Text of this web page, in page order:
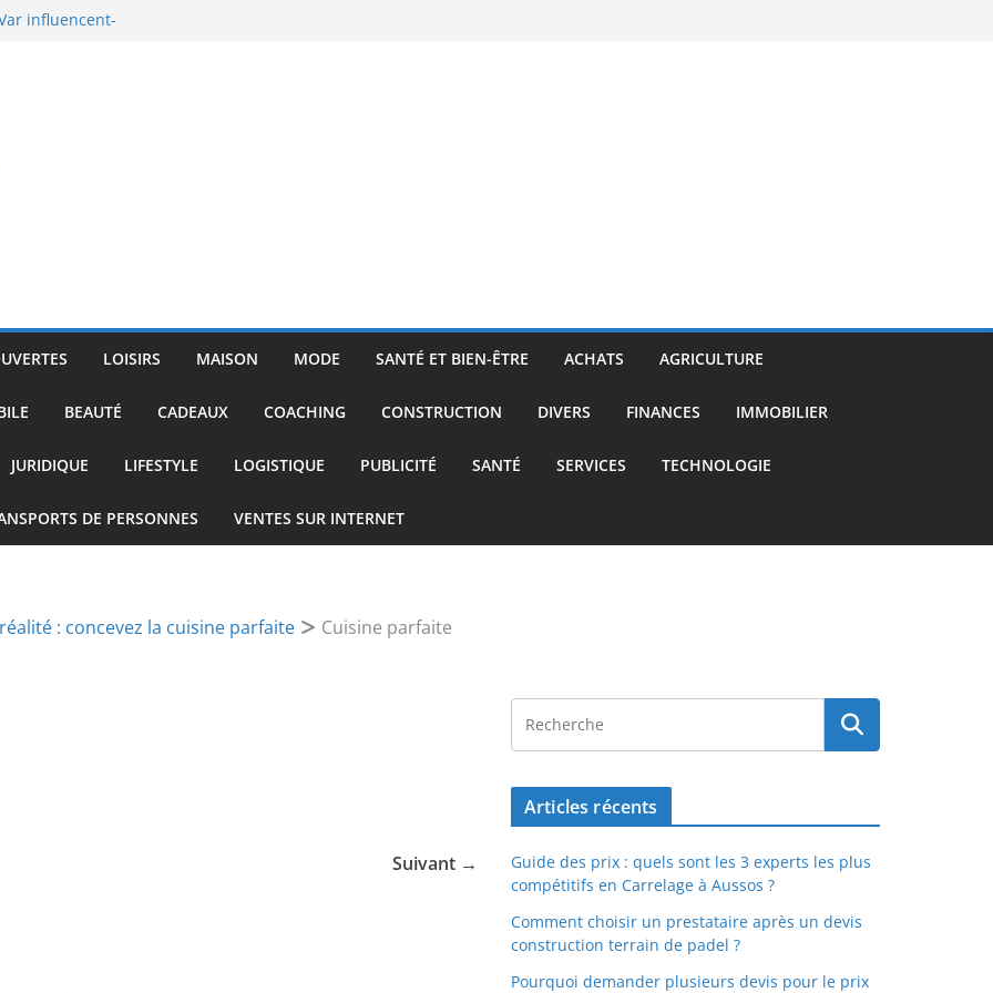
influencent-
plus
prix
LOISIRS MAISON MODE SANTÉ ET BIEN-ÊTRE ACHATS AGRICULTURE
BEAUTÉ CADEAUX COACHING CONSTRUCTION DIVERS FINANCES IMMOBILIER
JURIDIQUE LIFESTYLE LOGISTIQUE PUBLICITÉ SANTÉ SERVICES TECHNOLOGIE
DE PERSONNES VENTES SUR INTERNET
: concevez la cuisine parfaite Cuisine parfaite
Suivant →
Articles récents
Guide des prix : quels sont les 3 experts les plus
compétitifs en Carrelage à Aussos ?
Comment choisir un prestataire après un devis
construction terrain de padel ?
Pourquoi demander plusieurs devis pour le prix